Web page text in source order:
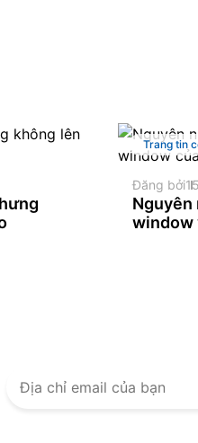
Trang tin
Đăng bởi
Nguyên
window